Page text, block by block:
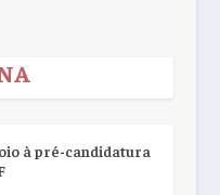
à pré-candidatura